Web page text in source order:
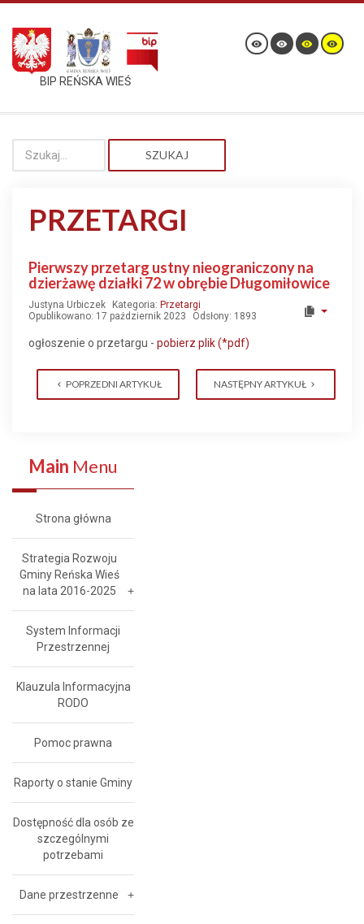
BIP REŃSKA WIEŚ
SZUKAJ
PRZETARGI
Pierwszy przetarg ustny nieograniczony na
dzierżawę działki 72 w obrębie Długomiłowice
Justyna Urbiczek Kategoria: Przetargi
Opublikowano: 17 październik 2023
Odsłony: 1893
ogłoszenie o przetargu - pobierz plik (*pdf)
POPRZEDNI ARTYKUŁ NASTĘPNY ARTYKUŁ
Main Menu
Strona główna
Strategia Rozwoju
Gminy Reńska Wieś
na lata 2016-2025
System Informacji
Przestrzennej
Klauzula Informacyjna
RODO
Pomoc prawna
Raporty o stanie Gminy
Dostępność dla osób ze
szczególnymi
potrzebami
Dane przestrzenne